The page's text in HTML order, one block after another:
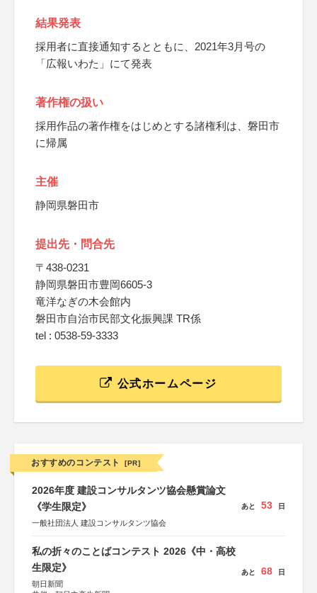
結果発表
採用者に直接通知するとともに、2021年3月号の
「広報いわた」にて発表
著作権の扱い
採用作品の著作権をはじめとする諸権利は、磐田市
に帰属
主催
静岡県磐田市
提出先・問合先
〒438-0231
静岡県磐田市豊岡6605-3
竜洋なぎの木会館内
磐田市自治市民部文化振興課 TR係
tel : 0538-59-3333
公式ホームページ
おすすめのコンテスト [PR]
2026年度 建設コンサルタンツ協会懸賞論文
《学生限定》
一般社団法人 建設コンサルタンツ協会
あと 53 日
私の折々のことばコンテスト 2026《中・高校
生限定》
朝日新聞
あと 68 日